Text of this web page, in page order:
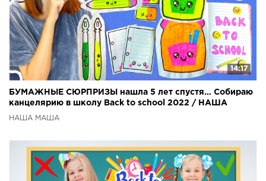
14:17
БУМАЖНЫЕ СЮРПРИЗЫ нашла 5 лет спустя… Собираю
канцелярию в школу Back to school 2022 / НАША
МАША
НАША МАША